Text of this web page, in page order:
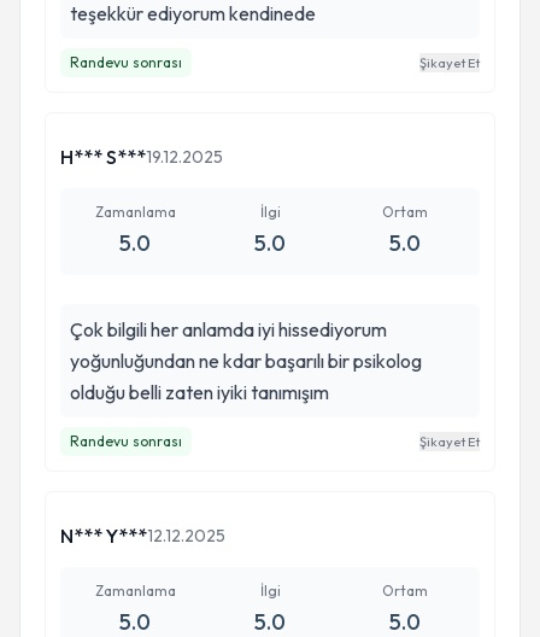
teşekkür ediyorum kendinede
Randevu sonrası Şikayet Et
H*** S***19.12.2025
Zamanlama
5.0
İlgi
5.0
Ortam
5.0
Çok bilgili her anlamda iyi hissediyorum
yoğunluğundan ne kdar başarılı bir psikolog
olduğu belli zaten iyiki tanımışım
Randevu sonrası Şikayet Et
N*** Y***12.12.2025
Zamanlama
5.0
İlgi
5.0
Ortam
5.0